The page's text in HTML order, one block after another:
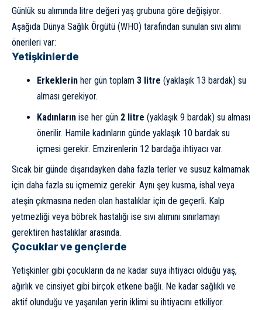
Günlük su alımında litre değeri yaş grubuna göre değişiyor.
Aşağıda Dünya Sağlık Örgütü (WHO) tarafından sunulan sıvı alımı
önerileri var:
Yetişkinlerde
Erkeklerin her gün toplam 3 litre (yaklaşık 13 bardak) su
alması gerekiyor.
Kadınlarınise her gün 2 litre (yaklaşık 9 bardak) su alması
önerilir. Hamile kadınların günde yaklaşık 10 bardak su
içmesi gerekir. Emzirenlerin 12 bardağa ihtiyacı var.
Sıcak bir günde dışarıdayken daha fazla terler ve susuz kalmamak
için daha fazla su içmemiz gerekir. Aynı şey kusma, ishal veya
ateşin çıkmasına neden olan hastalıklar için de geçerli. Kalp
yetmezliği veya böbrek hastalığı ise sıvı alımını sınırlamayı
gerektiren hastalıklar arasında.
Çocuklar ve gençlerde
Yetişkinler gibi çocukların da ne kadar suya ihtiyacı olduğu yaş,
ağırlık ve cinsiyet gibi birçok etkene bağlı. Ne kadar sağlıklı ve
aktif olunduğu ve yaşanılan yerin iklimi su ihtiyacını etkiliyor.